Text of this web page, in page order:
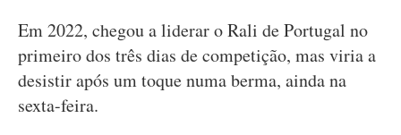
Em 2022, chegou a liderar o Rali de Portugal no
primeiro dos três dias de competição, mas viria a
desistir após um toque numa berma, ainda na
sexta-feira.